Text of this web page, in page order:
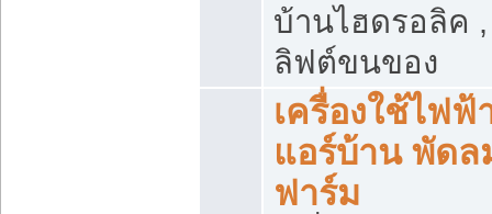
บ้านไฮดรอลิค ,
ลิฟต์ขนของ
เครื่องใช้ไฟฟ้
แอร์บ้าน พัดล
ฟาร์ม